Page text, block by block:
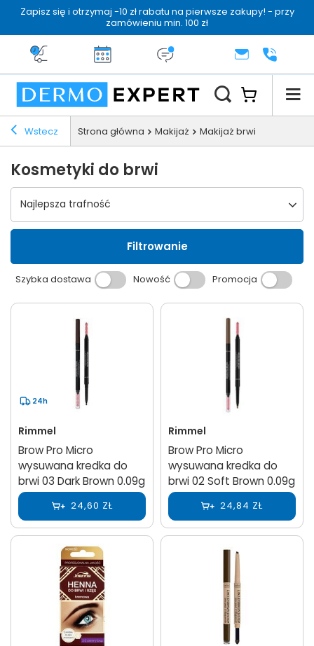
Zapisz się i otrzymaj -10 zł rabatu na pierwsze zakupy! - przy
zamówieniu min. 100 zł
Darmowa dostawa od 199 zł
14 dni na zwrotDermo konsultacjaKONTAKT+48 222
Wstecz Strona główna Makijaż Makijaż brwi
Kosmetyki do brwi
Wybierz sortowanie
Najlepsza trafność
Filtrowanie
Szybka dostawa Nowość Promocja
24h
Rimmel
Brow Pro Micro
wysuwana kredka do
brwi 03 Dark Brown 0.09g
24,60 ZŁ
Rimmel
Brow Pro Micro
wysuwana kredka do
brwi 02 Soft Brown 0.09g
24,84 ZŁ